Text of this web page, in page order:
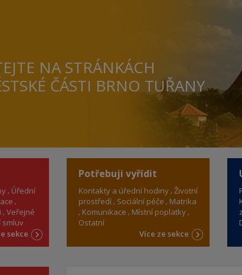
NA STRÁNKÁCH
ČÁSTI BRNO TUŘANY
Úřední
Veřejné
smluv
sekce
Potřebuji vyřídit
Kontakty a úřední hodiny Životní
prostředí Sociální péče
Matrika
Komunikace
Místní poplatky
Ostatní
Více ze sekce